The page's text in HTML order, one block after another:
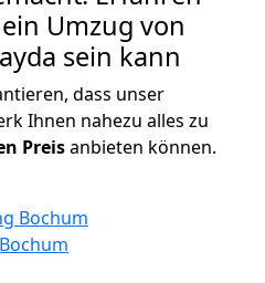
Umzug von
sein kann
dass unser
Ihnen nahezu alles zu
Preisanbieten können.
Bochum